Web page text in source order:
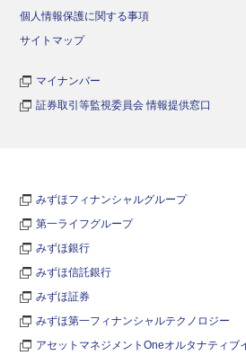
個人情報保護に関する事項
サイトマップ
マイナンバー
証券取引等監視委員会 情報提供窓口
みずほフィナンシャルグループ
第一ライフグループ
みずほ銀行
みずほ信託銀行
みずほ証券
みずほ第一フィナンシャルテクノロジー
アセットマネジメントOneオルタナティブ